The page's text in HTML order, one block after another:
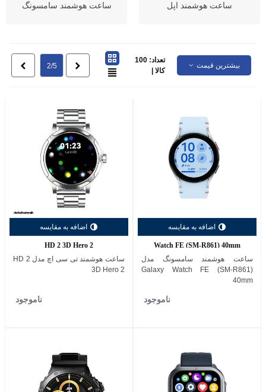
ساعت هوشمند اپل ساعت هوشمند سامسونگ
بیشترین قیمت
تعداد: 100
کالا |
2/5
اضافه به مقایسه
Watch FE (SM-R861) 40mm
ساعت هوشمند سامسونگ مدل
Galaxy Watch FE (SM-R861)
40mm
ناموجود
اضافه به مقایسه
HD 2 3D Hero 2
ساعت هوشمند تی سی اچ مدل HD 2
3D Hero 2
ناموجود